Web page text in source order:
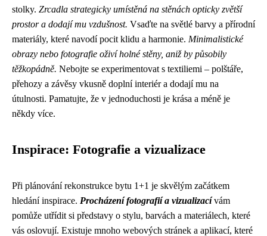
stolky. Zrcadla strategicky umístěná na stěnách opticky zvětší
prostor a dodají mu vzdušnost. Vsaďte na světlé barvy a přírodní
materiály, které navodí pocit klidu a harmonie. Minimalistické
obrazy nebo fotografie oživí holné stěny, aniž by působily
těžkopádně. Nebojte se experimentovat s textiliemi – polštáře,
přehozy a závěsy vkusně doplní interiér a dodají mu na
útulnosti. Pamatujte, že v jednoduchosti je krása a méně je
někdy více.
Inspirace: Fotografie a vizualizace
Při plánování rekonstrukce bytu 1+1 je skvělým začátkem
hledání inspirace. Procházení fotografií a vizualizacívám
pomůže utřídit si představy o stylu, barvách a materiálech, které
vás oslovují. Existuje mnoho webových stránek a aplikací, které